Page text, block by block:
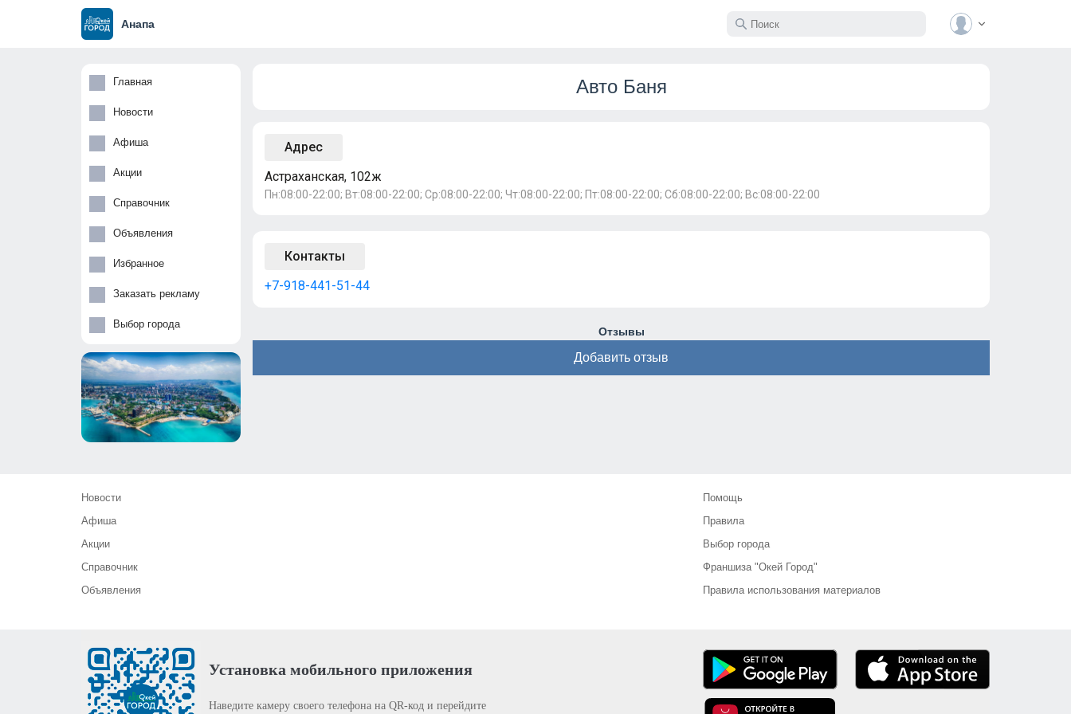
Анапа
Главная
Новости
Афиша
Акции
Справочник
Объявления
Избранное
Заказать рекламу
Выбор города
Авто Баня
Адрес
Астраханская, 102ж
Пн:08:00-22:00; Вт:08:00-22:00; Ср:08:00-22:00; Чт:08:00-22:00; Пт:08:00-22:00; Сб:08:00-22:00; Вс:08:00-22:00
Контакты
+7-918-441-51-44
Отзывы
Добавить отзыв
Новости
Афиша
Акции
Справочник
Объявления
Помощь
Правила
Выбор города
Франшиза "Окей Город"
Правила использования материалов
Установка мобильного приложения
Наведите камеру своего телефона на QR-код и перейдите